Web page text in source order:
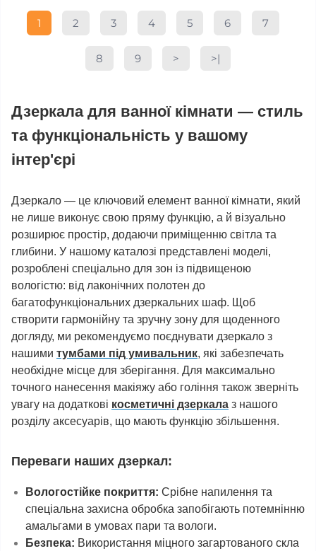
1 2 3 4 5 6 7
8 9 > >|
Дзеркала для ванної кімнати — стиль
та функціональність у вашому
інтер'єрі
Дзеркало — це ключовий елемент ванної кімнати, який
не лише виконує свою пряму функцію, а й візуально
розширює простір, додаючи приміщенню світла та
глибини. У нашому каталозі представлені моделі,
розроблені спеціально для зон із підвищеною
вологістю: від лаконічних полотен до
багатофункціональних дзеркальних шаф. Щоб
створити гармонійну та зручну зону для щоденного
догляду, ми рекомендуємо поєднувати дзеркало з
нашими тумбами під умивальник, які забезпечать
необхідне місце для зберігання. Для максимально
точного нанесення макіяжу або гоління також зверніть
увагу на додаткові косметичні дзеркала з нашого
розділу аксесуарів, що мають функцію збільшення.
Переваги наших дзеркал:
Вологостійке покриття: Срібне напилення та
спеціальна захисна обробка запобігають потемнінню
амальгами в умовах пари та вологи.
Безпека: Використання міцного загартованого скла